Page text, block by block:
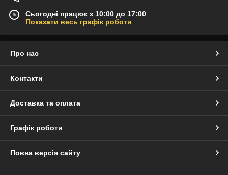
Сьогодні працює з 10:00 до 17:00
Показати весь графік роботи
Про нас
Контакти
Доставка та оплата
Графік роботи
Повна версія сайту